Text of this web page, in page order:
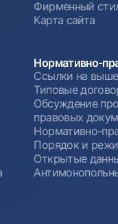
Фирменный
Карта сайта
Нормативно-
Ссылки на
Типовые
Обсуждение
правовых
Нормативно-
Порядок и
Открытые